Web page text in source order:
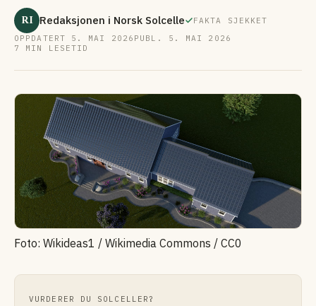
RI Redaksjonen i Norsk Solcelle
FAKTA SJEKKET
OPPDATERT 5. MAI 2026 PUBL. 5. MAI 2026
7 MIN LESETID
Foto: Wikideas1 / Wikimedia Commons / CC0
VURDERER DU SOLCELLER?